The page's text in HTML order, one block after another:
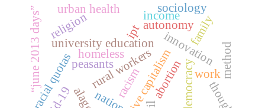
peasants
rural workers
university education
racial quotas racism
innovation
ipt
abortiondemocracy
religion autonomyfamily
homeless
income
work
urban health
thought
nation
“june 2013 days” sociology
method